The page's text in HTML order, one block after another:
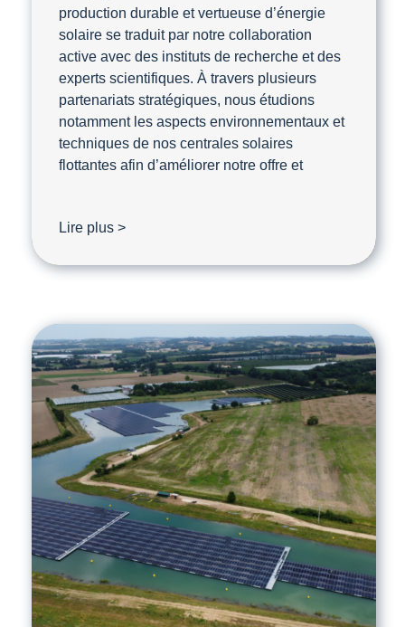
production durable et vertueuse d’énergie
solaire se traduit par notre collaboration
active avec des instituts de recherche et des
experts scientifiques. À travers plusieurs
partenariats stratégiques, nous étudions
notamment les aspects environnementaux et
techniques de nos centrales solaires
flottantes afin d’améliorer notre offre et
Lire plus >